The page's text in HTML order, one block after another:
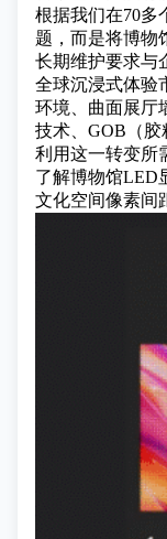
根据我们在70多
题，而是将博物
长期维护要求与
全球沉浸式体验
环境、曲面展厅
技术、GOB（
利用这一转变所
了解博物馆LED
文化空间像素